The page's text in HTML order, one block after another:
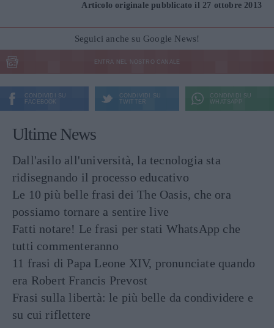
Articolo originale pubblicato il 27 ottobre 2013
Seguici anche su Google News!
ENTRA NEL NOSTRO CANALE
CONDIVIDI SU
FACEBOOK
CONDIVIDI SU
TWITTER
CONDIVIDI SU
WHATSAPP
Ultime News
Dall'asilo all'università, la tecnologia sta
ridisegnando il processo educativo
Le 10 più belle frasi dei The Oasis, che ora
possiamo tornare a sentire live
Fatti notare! Le frasi per stati WhatsApp che
tutti commenteranno
11 frasi di Papa Leone XIV, pronunciate quando
era Robert Francis Prevost
Frasi sulla libertà: le più belle da condividere e
su cui riflettere